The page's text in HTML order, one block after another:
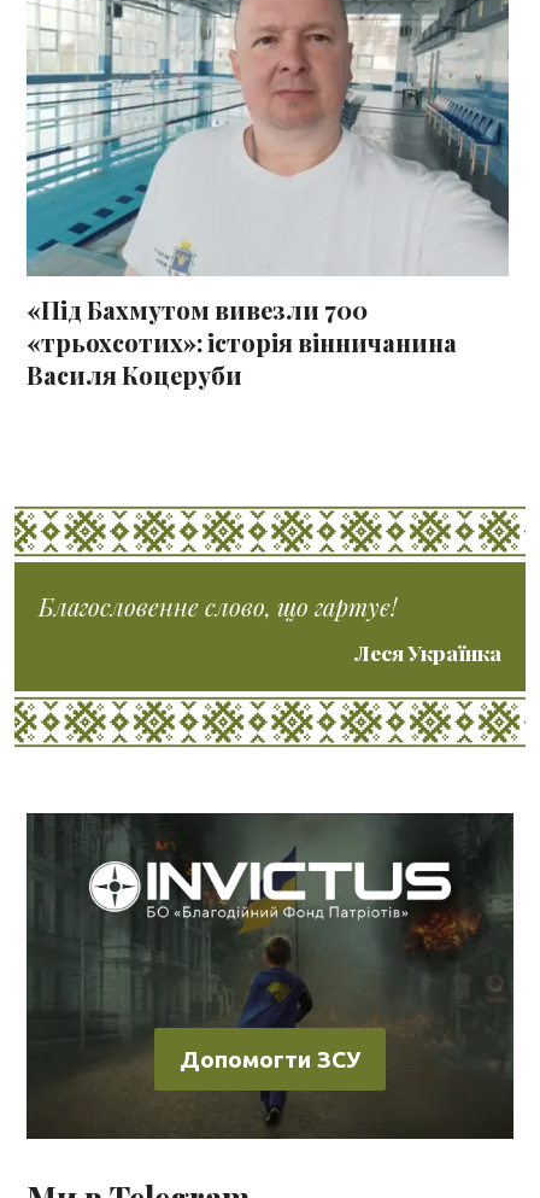
«Під Бахмутом вивезли 700
«трьохсотих»: історія вінничанина
Василя Коцеруби
Благословенне слово, що гартує!
Леся Українка
Допомогти ЗСУ